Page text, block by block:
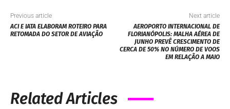
Previous article
ACI E IATA ELABORAM ROTEIRO PARA
RETOMADA DO SETOR DE AVIAÇÃO
Next article
AEROPORTO INTERNACIONAL DE
FLORIANÓPOLIS: MALHA AÉREA DE
JUNHO PREVÊ CRESCIMENTO DE
CERCA DE 50% NO NÚMERO DE VOOS
EM RELAÇÃO A MAIO
Related Articles